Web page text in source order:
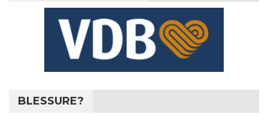
BLESSURE?